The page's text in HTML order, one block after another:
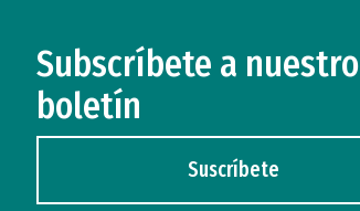
Subscríbete a nuestro
boletín
Suscríbete